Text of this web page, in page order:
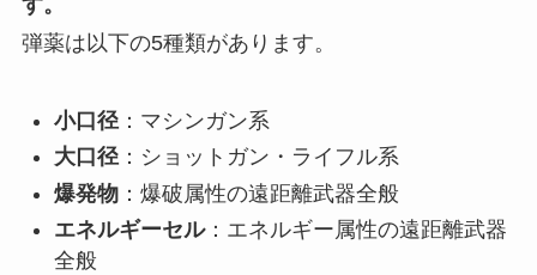
す。
弾薬は以下の5種類があります。
小口径：マシンガン系
大口径：ショットガン・ライフル系
爆発物：爆破属性の遠距離武器全般
エネルギーセル：エネルギー属性の遠距離武器
全般